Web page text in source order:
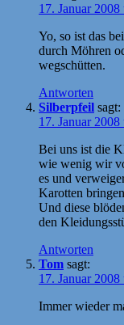
17. Januar
Yo, so ist das
durch Möhren
wegschütten.
Antworten
Silberpfeil sagt:
17. Januar
Bei uns ist die
wie wenig wir
es und
Karotten
Und diese
den
Antworten
Tom sagt:
17. Januar
Immer wieder